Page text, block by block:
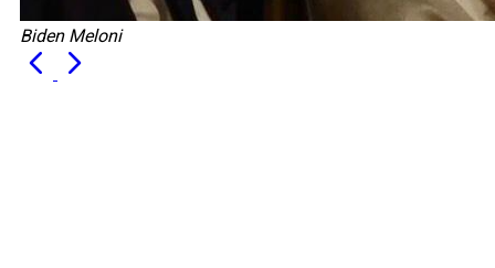
Biden Meloni